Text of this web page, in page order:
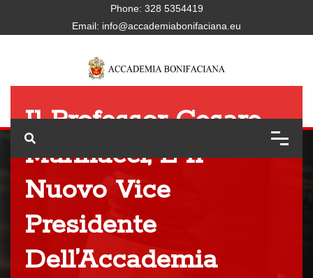
Phone: 328 5354419
Email: info@accademiabonifaciana.eu
Il Professor Cesare
Marinacci, È Il
Nuovo Vice
Presidente
Dell’Accademia